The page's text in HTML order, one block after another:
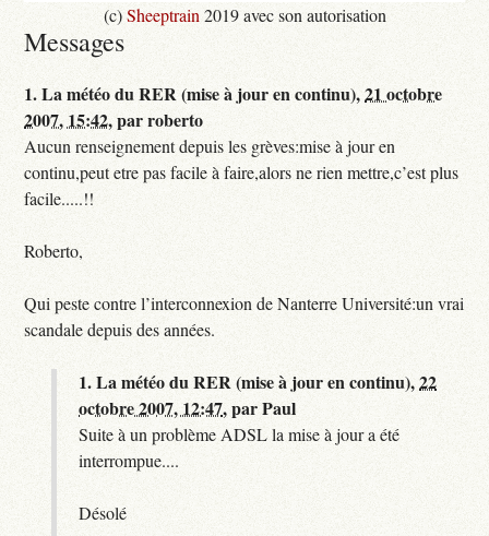
(c)Sheeptrain 2019 avec son autorisation
Messages
1.La météo du RER (mise à jour en continu),21 octobre
2007, 15:42,parroberto
Aucun renseignement depuis les grèves:mise à jour en
continu,peut etre pas facile à faire,alors ne rien mettre,c’est plus
facile.....!!
Roberto,
Qui peste contre l’interconnexion de Nanterre Université:un vrai
scandale depuis des années.
1.La météo du RER (mise à jour en continu),22
octobre 2007, 12:47,parPaul
Suite à un problème ADSL la mise à jour a été
interrompue....
Désolé